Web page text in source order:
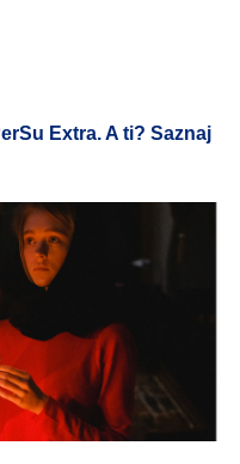
Extra. A ti? Saznaj